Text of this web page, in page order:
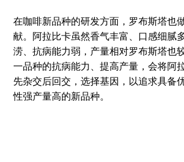
在咖啡新品种的研发方面，罗布斯塔也
献。阿拉比卡虽然香气丰富、口感细腻
涝、抗病能力弱，产量相对罗布斯塔也
一品种的抗病能力、提高产量，会将阿
先杂交后回交，选择基因，以追求具备
性强产量高的新品种。